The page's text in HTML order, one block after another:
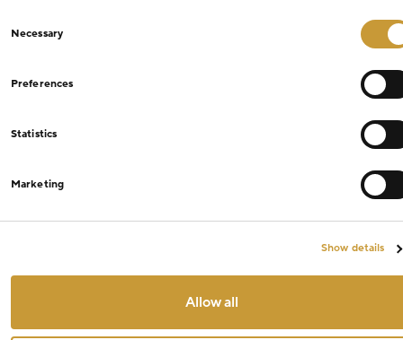
Selection
Necessary
Preferences
Statistics
Marketing
Show details
Allow all